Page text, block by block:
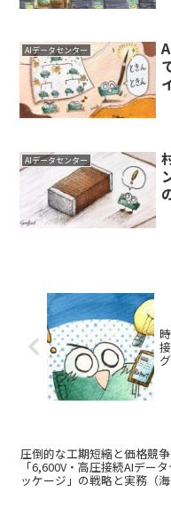
AIデータセンター
AIデータセンター
圧倒的な工期短縮と価格競争
「6,600V・高圧接続AIデー
ッケージ」の戦略と実務（